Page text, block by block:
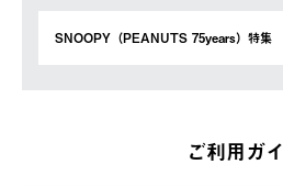
SNOOPY（PEANUTS 75years）特集
ご利用ガ